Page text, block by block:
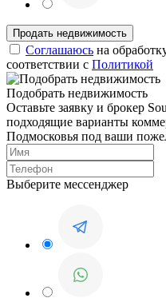
Соглашаюсь на
соответствии с Политикой
Подобрать недвижимость
Оставьте заявку и брокер
подходящие варианты
Подмосковья под ваши
Выберите мессенджер